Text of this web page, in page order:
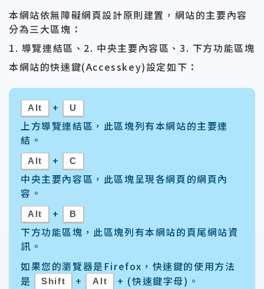
本網站依無障礙網頁設計原則建置，網站的主要內容
分為三大區塊：
1. 導覽連結區、2. 中央主要內容區、3. 下方功能區塊
本網站的快速鍵(Accesskey)設定如下：
Alt + U
上方導覽連結區，此區塊列有本網站的主要連
結。
Alt + C
中央主要內容區，此區塊呈現各網頁的網頁內
容。
Alt + B
下方功能區塊，此區塊列有本網站的頁尾網站資
訊。
如果您的瀏覽器是Firefox，快速鍵的使用方法
是
Shift + Alt + (快速鍵字母)。